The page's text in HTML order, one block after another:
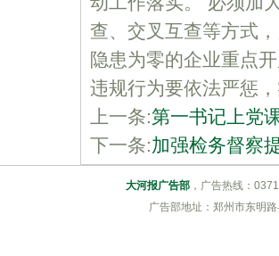
查、交叉互查等方式
隐患为零的企业重点
违规行为要依法严
上一条:第一书记上党
下一条:加强检务督察
大河报广告部 ，广告热线：
广告部地址：郑州市东明